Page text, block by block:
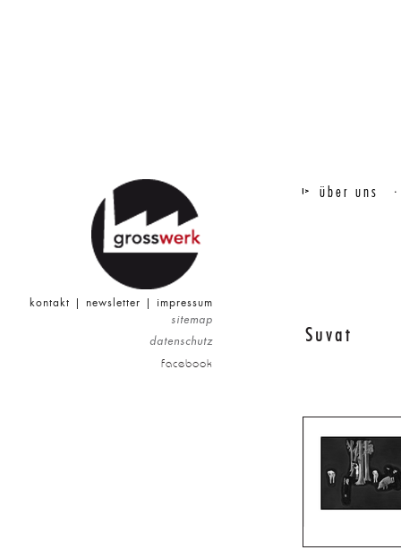
kontakt | newsletter | impressum
sitemap
datenschutz
facebook
über uns
Suvat